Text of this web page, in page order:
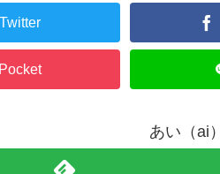
Twitter
Pocket
あい（ai